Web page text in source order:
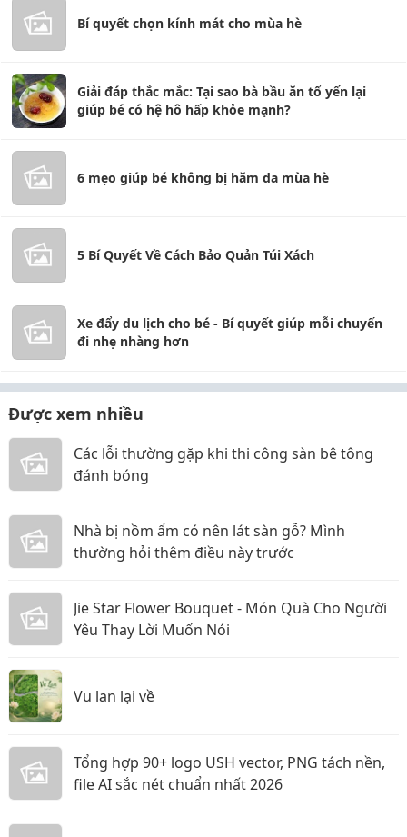
Bí quyết chọn kính mát cho mùa hè
Giải đáp thắc mắc: Tại sao bà bầu ăn tổ yến lại
giúp bé có hệ hô hấp khỏe mạnh?
6 mẹo giúp bé không bị hăm da mùa hè
5 Bí Quyết Về Cách Bảo Quản Túi Xách
Xe đẩy du lịch cho bé - Bí quyết giúp mỗi chuyến
đi nhẹ nhàng hơn
Được xem nhiều
Các lỗi thường gặp khi thi công sàn bê tông
đánh bóng
Nhà bị nồm ẩm có nên lát sàn gỗ? Mình
thường hỏi thêm điều này trước
Jie Star Flower Bouquet - Món Quà Cho Người
Yêu Thay Lời Muốn Nói
Vu lan lại về
Tổng hợp 90+ logo USH vector, PNG tách nền,
file AI sắc nét chuẩn nhất 2026